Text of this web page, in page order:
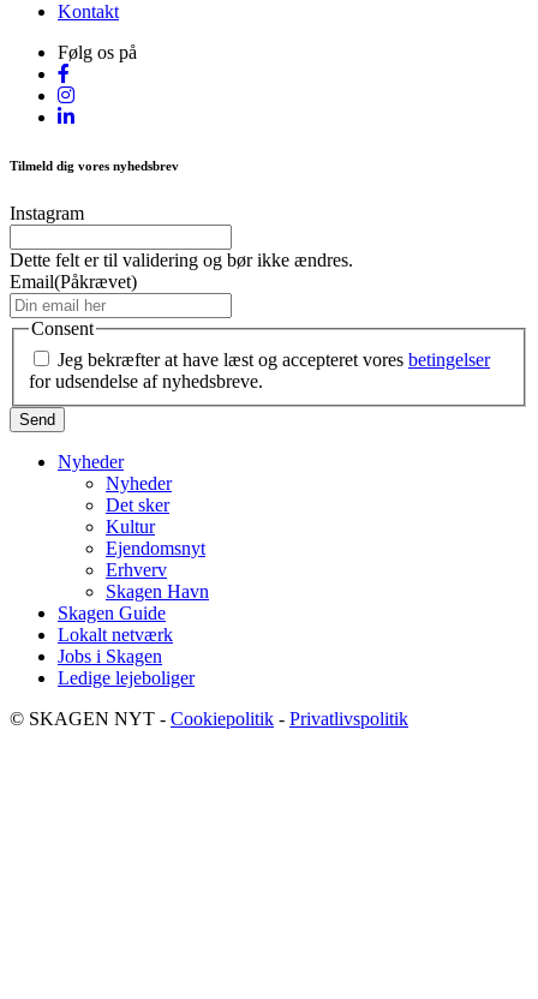
Kontakt
Følg os på
Tilmeld dig vores nyhedsbrev
Instagram
Dette felt er til validering og bør ikke ændres.
Email(Påkrævet)
Consent
Jeg bekræfter at have læst og accepteret vores betingelser
for udsendelse af nyhedsbreve.
Nyheder
Nyheder
Det sker
Kultur
Ejendomsnyt
Erhverv
Skagen Havn
Skagen Guide
Lokalt netværk
Jobs i Skagen
Ledige lejeboliger
© SKAGEN NYT - Cookiepolitik - Privatlivspolitik